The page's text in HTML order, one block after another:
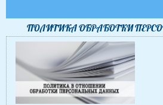
ПОЛИТИКА ОБРАБОТКИ